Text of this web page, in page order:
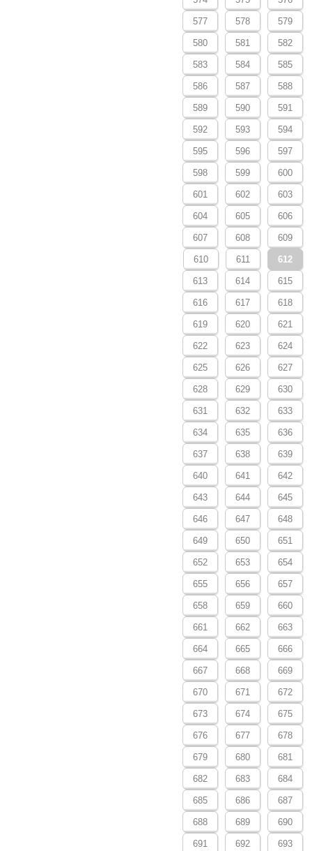
577 578 579
580 581 582
583 584 585
586 587 588
589 590 591
592 593 594
595 596 597
598 599 600
601 602 603
604 605 606
607 608 609
610 611 612
613 614 615
616 617 618
619 620 621
622 623 624
625 626 627
628 629 630
631 632 633
634 635 636
637 638 639
640 641 642
643 644 645
646 647 648
649 650 651
652 653 654
655 656 657
658 659 660
661 662 663
664 665 666
667 668 669
670 671 672
673 674 675
676 677 678
679 680 681
682 683 684
685 686 687
688 689 690
691 692 693